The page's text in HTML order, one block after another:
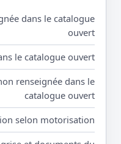
dans le catalogue
ouvert
le catalogue ouvert
renseignée dans le
catalogue ouvert
selon motorisation